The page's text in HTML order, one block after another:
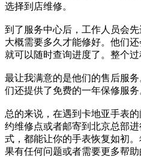
选择到店维修。
到了服务中心后，工作人员会
大概需要多久才能修好。他们
就可以随时查询进度了。整个过
最让我满意的是他们的售后服
们还提供了免费的一年保修服务
总的来说，在遇到卡地亚手表
约维修点或者邮寄到北京总部
式，都能让你的手表恢复如初
果有任何问题或者需要更多帮